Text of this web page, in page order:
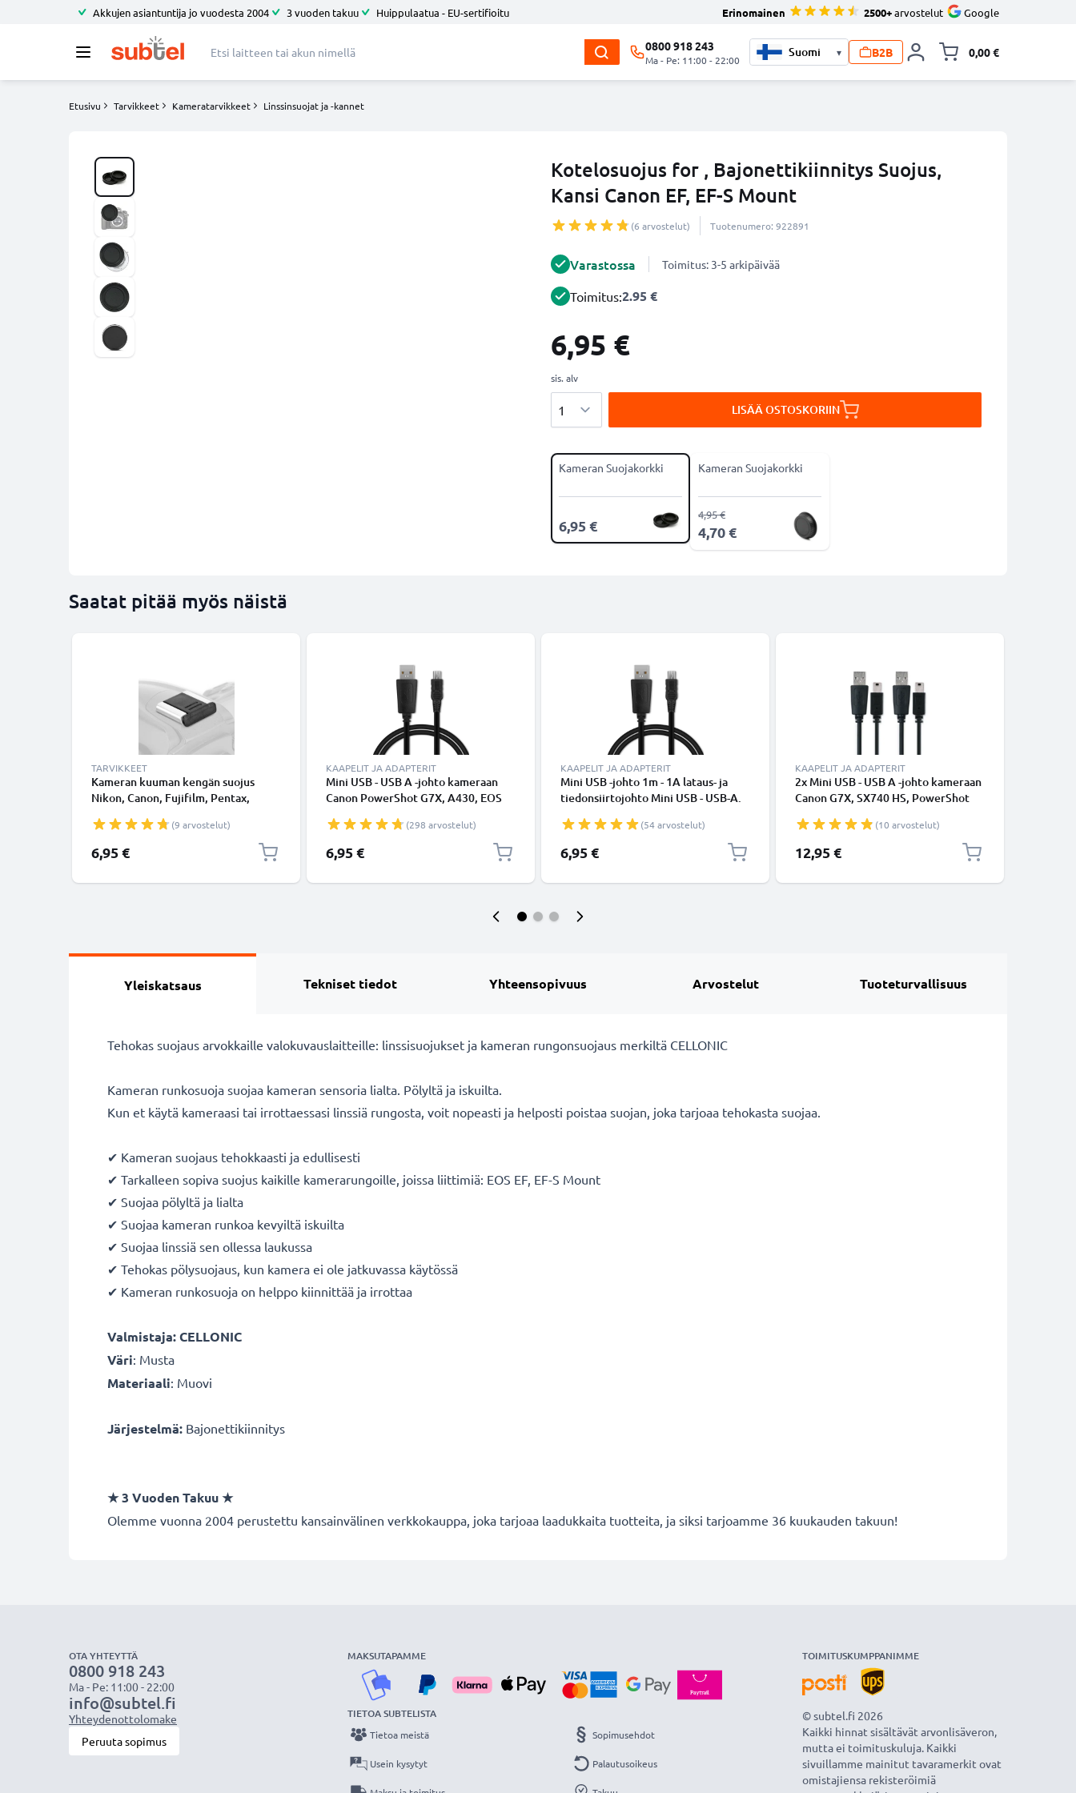
Akkujen asiantuntija jo vuodesta 2004 3 vuoden takuu Huippulaatua - EU-sertifioitu Erinomainen 2500+arvostelut Google
0800 918 243
Ma - Pe: 11:00 - 22:00
▾ B2B 0,00 €
Etusivu Tarvikkeet Kameratarvikkeet Linssinsuojat ja -kannet
Kotelosuojus for , Bajonettikiinnitys Suojus,
Kansi Canon EF, EF-S Mount
(6 arvostelut) Tuotenumero: 922891
Varastossa Toimitus: 3-5 arkipäivää
Toimitus:2.95 €
6,95 €
sis. alv
LISÄÄ OSTOSKORIIN
Kameran Suojakorkki
6,95 €
Kameran Suojakorkki
4,70 €
4,95 €
Saatat pitää myös näistä
TARVIKKEET
Kameran kuuman kengän suojus
Nikon, Canon, Fujifilm, Pentax,
CELLONIC
(9 arvostelut)
6,95 €
KAAPELIT JA ADAPTERIT
Mini USB - USB A -johto kameraan
Canon PowerShot G7X, A430, EOS
Mark II, 40D, 700D, 7D - Musta 1m,
nopea 1A, PVC-kamerajohto IFC-
200U IFC-400PCU IFC-500U,
(298 arvostelut)
6,95 €
KAAPELIT JA ADAPTERIT
Mini USB -johto 1m - 1A lataus- ja
tiedonsiirtojohto Mini USB - USB-A.
(54 arvostelut)
6,95 €
KAAPELIT JA ADAPTERIT
2x Mini USB - USB A -johto kameraan
Canon G7X, SX740 HS, PowerShot
750D, 550D - Musta 1m, nopea 1A,
PVC-kamerajohto tuotemerkiltä
CELLONIC
(10 arvostelut)
12,95 €
Yleiskatsaus Tekniset tiedot Yhteensopivuus Arvostelut Tuoteturvallisuus
Tehokas suojaus arvokkaille valokuvauslaitteille: linssisuojukset ja kameran rungonsuojaus merkiltä CELLONIC
Kameran runkosuoja suojaa kameran sensoria lialta. Pölyltä ja iskuilta.
Kun et käytä kameraasi tai irrottaessasi linssiä rungosta, voit nopeasti ja helposti poistaa suojan, joka tarjoaa tehokasta suojaa.
✔ Kameran suojaus tehokkaasti ja edullisesti
✔ Tarkalleen sopiva suojus kaikille kamerarungoille, joissa liittimiä: EOS EF, EF-S Mount
✔ Suojaa pölyltä ja lialta
✔ Suojaa kameran runkoa kevyiltä iskuilta
✔ Suojaa linssiä sen ollessa laukussa
✔ Tehokas pölysuojaus, kun kamera ei ole jatkuvassa käytössä
✔ Kameran runkosuoja on helppo kiinnittää ja irrottaa
Valmistaja: CELLONIC
Väri: Musta
Materiaali: Muovi
Järjestelmä: Bajonettikiinnitys
★ 3 Vuoden Takuu ★
Olemme vuonna 2004 perustettu kansainvälinen verkkokauppa, joka tarjoaa laadukkaita tuotteita, ja siksi tarjoamme 36 kuukauden takuun!
OTA YHTEYTTÄ
0800 918 243
Ma - Pe: 11:00 - 22:00
info@subtel.fi
Yhteydenottolomake
Peruuta sopimus
MAKSUTAPAMME
TIETOA SUBTELISTA
Tietoa meistä
Usein kysytyt
Sopimusehdot
Palautusoikeus
TOIMITUSKUMPPANIMME
© subtel.fi 2026
Kaikki hinnat sisältävät arvonlisäveron,
mutta ei toimituskuluja. Kaikki
sivuillamme mainitut tavaramerkit ovat
omistajiensa rekisteröimiä